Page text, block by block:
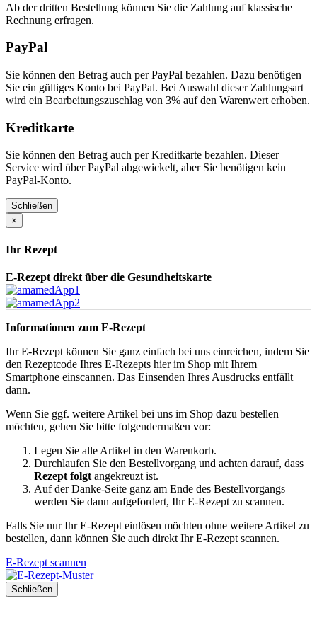
Ab der dritten Bestellung können Sie die Zahlung auf klassische
Rechnung erfragen.
PayPal
Sie können den Betrag auch per PayPal bezahlen. Dazu benötigen
Sie ein gültiges Konto bei PayPal. Bei Auswahl dieser Zahlungsart
wird ein Bearbeitungszuschlag von 3% auf den Warenwert erhoben.
Kreditkarte
Sie können den Betrag auch per Kreditkarte bezahlen. Dieser
Service wird über PayPal abgewickelt, aber Sie benötigen kein
PayPal-Konto.
Schließen
×
Ihr Rezept
E-Rezept direkt über die Gesundheitskarte
Informationen zum E-Rezept
Ihr E-Rezept können Sie ganz einfach bei uns einreichen, indem Sie
den Rezeptcode Ihres E-Rezepts hier im Shop mit Ihrem
Smartphone einscannen. Das Einsenden Ihres Ausdrucks entfällt
dann.
Wenn Sie ggf. weitere Artikel bei uns im Shop dazu bestellen
möchten, gehen Sie bitte folgendermaßen vor:
Legen Sie alle Artikel in den Warenkorb.
Durchlaufen Sie den Bestellvorgang und achten darauf, dass
Rezept folgt angekreuzt ist.
Auf der Danke-Seite ganz am Ende des Bestellvorgangs
werden Sie dann aufgefordert, Ihr E-Rezept zu scannen.
Falls Sie nur Ihr E-Rezept einlösen möchten ohne weitere Artikel zu
bestellen, dann können Sie auch direkt Ihr E-Rezept scannen.
E-Rezept scannen
Schließen